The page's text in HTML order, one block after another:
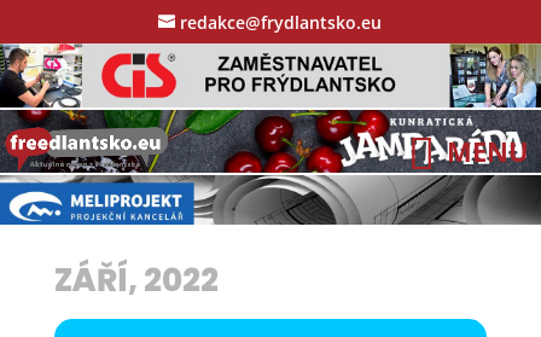
redakce@frydlantsko.eu
ZÁŘÍ, 2022